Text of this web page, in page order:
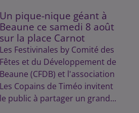
Un pique-nique géant à
Beaune ce samedi 8 août
sur la place Carnot
Les Festivinales by Comité des
Fêtes et du Développement de
Beaune (CFDB) et l'association
Les Copains de Timéo invitent
le public à partager un grand...